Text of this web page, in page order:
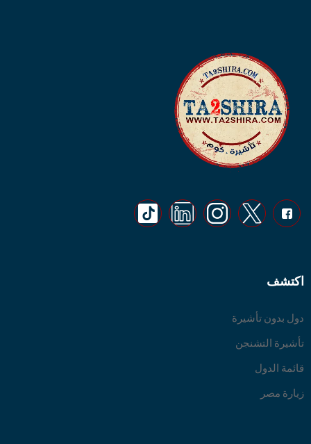
اكتشف
دول بدون تأشيرة
تأشيرة التشنجن
قائمة الدول
زيارة مصر